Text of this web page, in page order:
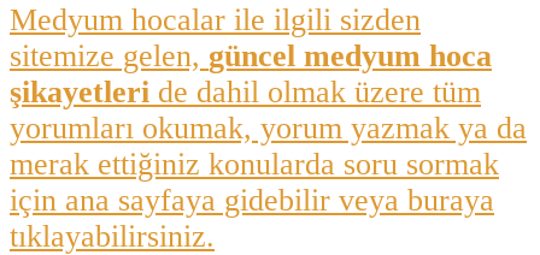
Medyum hocalar ile ilgili sizden
sitemize gelen, güncel medyum hoca
şikayetleri de dahil olmak üzere tüm
yorumları okumak, yorum yazmak ya da
merak ettiğiniz konularda soru sormak
için ana sayfaya gidebilir veya buraya
tıklayabilirsiniz.